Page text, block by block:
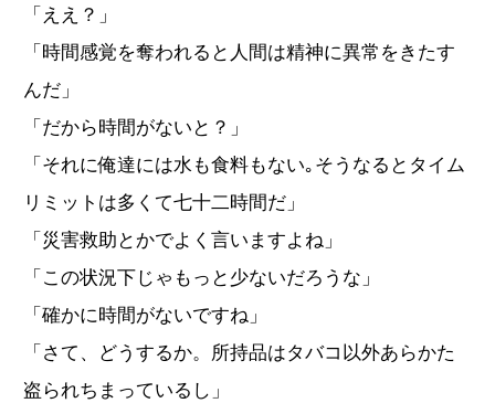
「ええ？」
「時間感覚を奪われると人間は精神に異常をきたす
んだ」
「だから時間がないと？」
「それに俺達には水も食料もない｡そうなるとタイム
リミットは多くて七十二時間だ」
「災害救助とかでよく言いますよね」
「この状況下じゃもっと少ないだろうな」
「確かに時間がないですね」
「さて、どうするか。所持品はタバコ以外あらかた
盗られちまっているし」